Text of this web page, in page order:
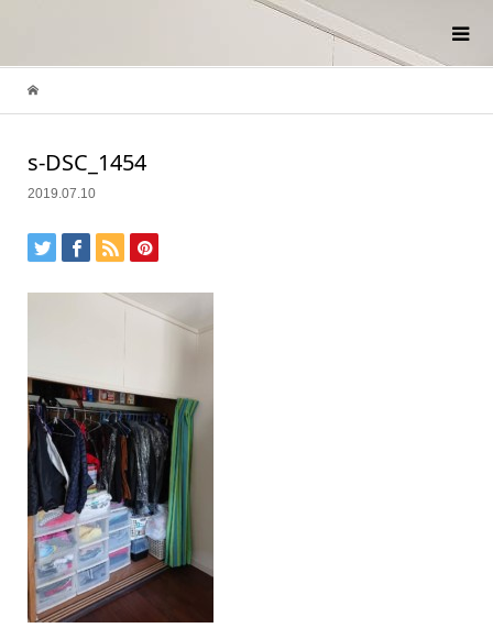
s-DSC_1454
2019.07.10